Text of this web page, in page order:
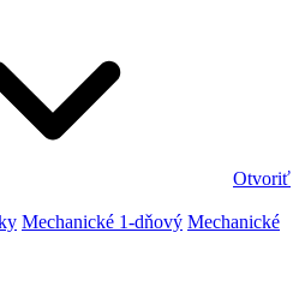
Otvoriť
Mechanické 1-dňový Mechanické